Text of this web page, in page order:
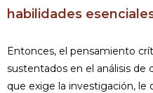
habilidades
Entonces, el pensamiento
sustentados en el análisis de
que exige la investigación, le